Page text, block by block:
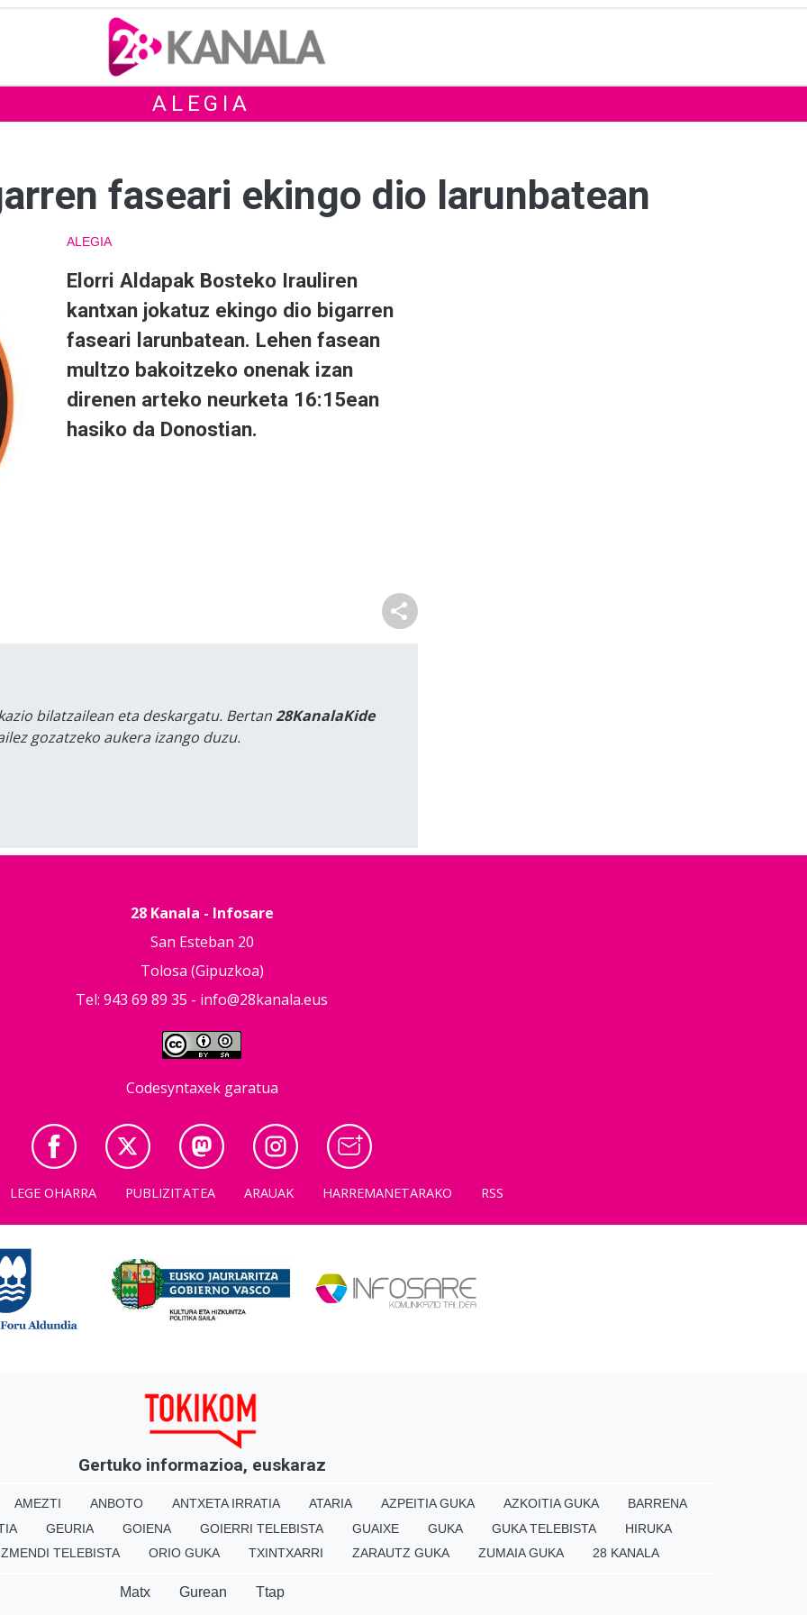
ALEGIA
faseari ekingo dio larunbatean
ALEGIA
Elorri Aldapak Bosteko Irauliren
kantxan jokatuz ekingo dio bigarren
faseari larunbatean. Lehen fasean
multzo bakoitzeko onenak izan
direnen arteko neurketa 16:15ean
hasiko da Donostian.
bilatzailean eta deskargatu. Bertan28KanalaKide
gozatzeko aukera izango duzu.
28 Kanala - Infosare
San Esteban 20
Tolosa (Gipuzkoa)
Tel: 943 69 89 35 - info@28kanala.eus
Codesyntaxek garatua
LEGE OHARRA PUBLIZITATEA ARAUAK HARREMANETARAKO RSS
Gertuko informazioa, euskaraz
AMEZTI ANBOTO ANTXETA IRRATIA ATARIA AZPEITIA GUKA AZKOITIA GUKA
BARRENA
GEURIA GOIENA GOIERRI TELEBISTA GUAIXE GUKA GUKA TELEBISTA
HIRUKA
TELEBISTA ORIO GUKA TXINTXARRI ZARAUTZ GUKA ZUMAIA GUKA 28 KANALA
Matx Gurean Ttap